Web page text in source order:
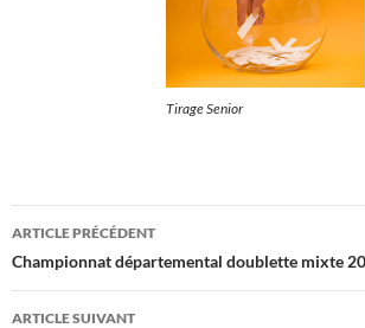
Tirage Senior
Navigation
des
articles
ARTICLE PRÉCÉDENT
Championnat départemental doublette mixte
ARTICLE SUIVANT